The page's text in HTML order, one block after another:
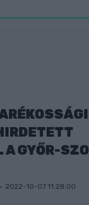
GYŐR-
2022-10-07 11:28:00